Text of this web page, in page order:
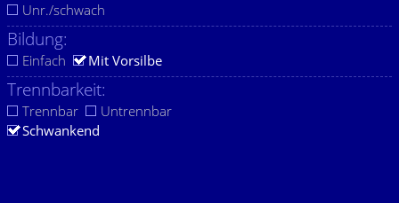
Unr./schwach
Bildung:
Einfach Mit Vorsilbe
Trennbarkeit:
Trennbar
Untrennbar
Schwankend